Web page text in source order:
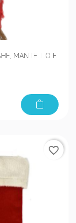
MANTELLO E
shopping_bag
favorite_border